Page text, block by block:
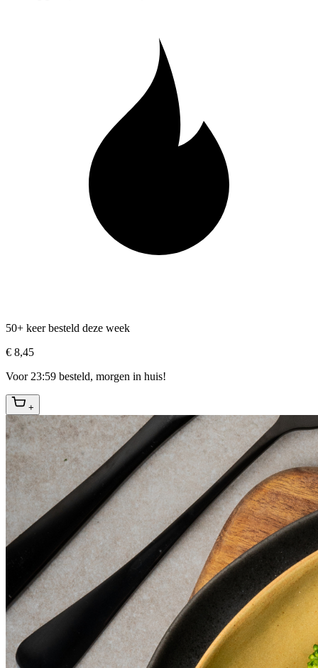
50+ keer besteld deze week
€ 8,45
Voor 23:59 besteld, morgen in huis!
+